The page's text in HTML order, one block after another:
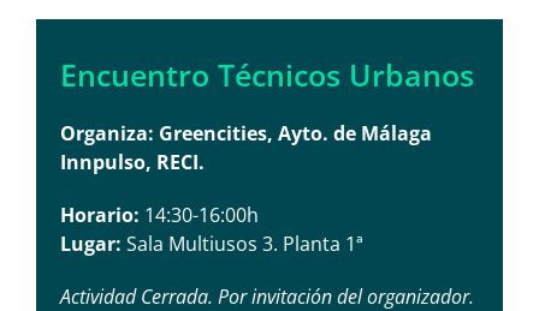
Encuentro Técnicos Urbanos
Organiza: Greencities, Ayto. de Málaga
Innpulso, RECI.
Horario: 14:30-16:00h
Lugar: Sala Multiusos 3. Planta 1ª
Actividad Cerrada. Por invitación del organizador.